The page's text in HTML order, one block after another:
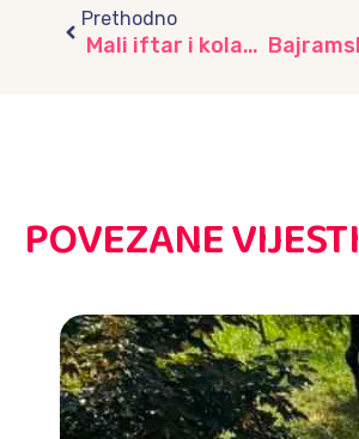
Prethodno
Mali iftar i kolači u vrtiću “Iskrica”
POVEZANE VIJESTI